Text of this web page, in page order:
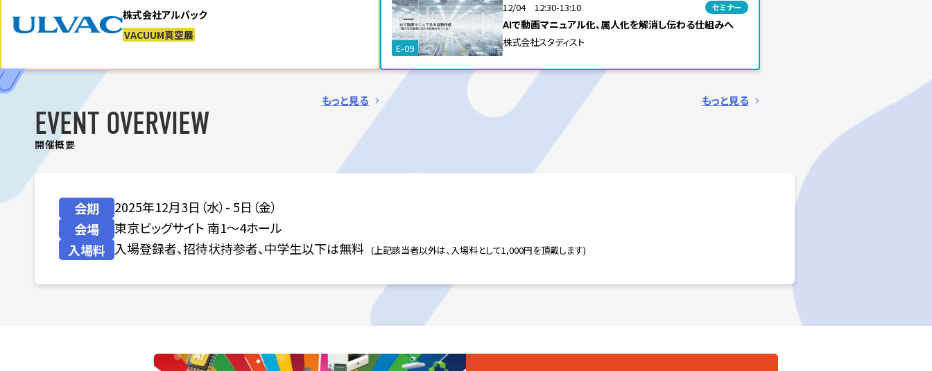
株式会社アルバック
VACUUM真空展
もっと見る
E-09
12/04 12:30-13:10 セミナー
AIで動画マニュアル化、属人化を解消し伝わる仕組みへ
株式会社スタディスト
もっと見る
EVENT OVERVIEW
開催概要
会期
2025年12月3日（水）- 5日（金）
会場
東京ビッグサイト 南1～4ホール
入場料 入場登録者、招待状持参者、中学生以下は無料 (上記該当者以外は、入場料として1,000円を頂戴します)